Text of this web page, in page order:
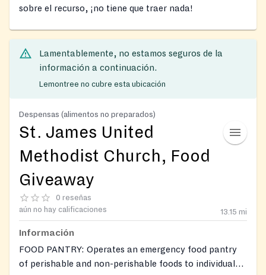
sobre el recurso, ¡no tiene que traer nada!
Lamentablemente, no estamos seguros de la
información a continuación.
Lemontree no cubre esta ubicación
Despensas (alimentos no preparados)
St. James United
Methodist Church, Food
Giveaway
0 reseñas
aún no hay calificaciones
13.15 mi
Información
FOOD PANTRY: Operates an emergency food pantry
of perishable and non-perishable foods to individuals